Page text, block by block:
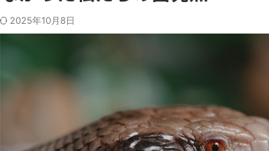
2025年10月8日